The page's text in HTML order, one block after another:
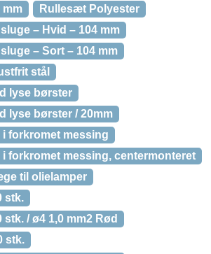
mm
Rullesæt Polyester
– Hvid – 104 mm
– Sort – 104 mm
stål
lyse børster
lyse børster / 20mm
i forkromet messing
i forkromet messing, centermonteret
til olielamper
stk.
/ ø4 1,0 mm2 Rød
stk.